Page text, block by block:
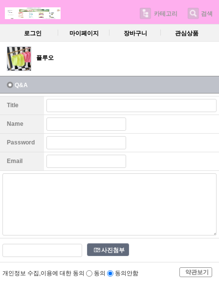
카테고리 검색
로그인 마이페이지 장바구니 관심상품
플루오
Q&A
Title
Name
Password
Email
사진첨부
개인정보 수집,이용에 대한 동의 동의 동의안함
약관보기